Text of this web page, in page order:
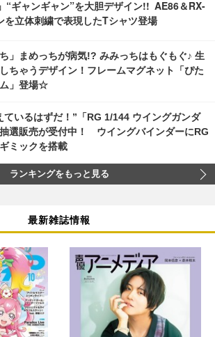
“ギャンギャン”を大胆デザイン!! AE86＆RX-
を立体刺繍で表現したTシャツ登場
ち」まめっちが病気!? みみっちはもぐもぐ♪ 生
ちゃうデザイン！フレームマグネット「ぴた
」登場☆
ているはずだ！”「RG 1/144 ウイングガンダ
選販売が受付中！ ウイングバインダーにRG
ミックを搭載
ランキングをもっと見る
最新雑誌情報